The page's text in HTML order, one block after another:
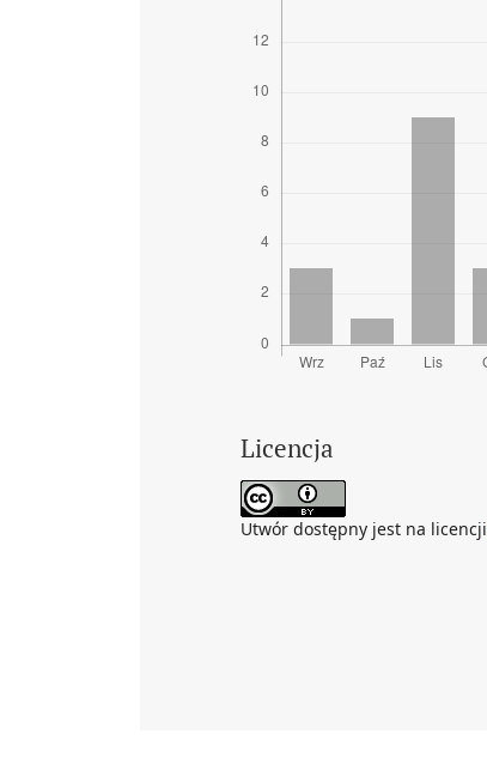
Licencja
Utwór dostępny jest na licencji